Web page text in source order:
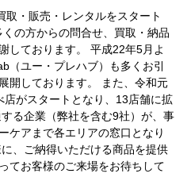
・販売・レンタルをスタート
の方からの問合せ、買取・納品
しております。 平成22年5月よ
（ユー・プレハブ）も多くお引
開しております。 また、令和元
がスタートとなり、13店舗に拡
る企業（弊社を含む9社）が、事
ケアまで各エリアの窓口となり
、ご納得いただける商品を提供
てお客様のご来場をお待ちして